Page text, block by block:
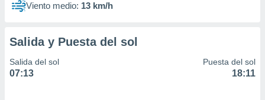
de
Viento medio: 13 km/h
Salida y Puesta del sol
Salida del sol
07:13
Puesta del sol
18:11